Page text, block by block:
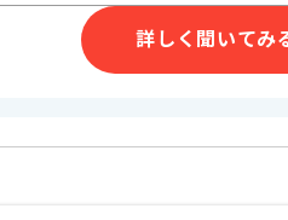
詳しく聞いてみ